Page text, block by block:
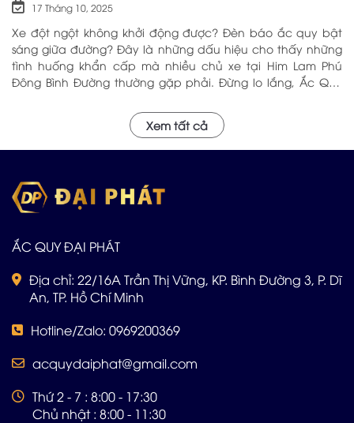
17 Tháng 10, 2025
Xe đột ngột không khởi động được? Đèn báo ắc quy bật
sáng giữa đường? Đây là những dấu hiệu cho thấy những
tình huống khẩn cấp mà nhiều chủ xe tại Him Lam Phú
Đông Bình Đường thường gặp phải. Đừng lo lắng, Ắc Quy
tôi tự hào là địa chỉ đáng tin cậy cung cấp Ắc Quy Tại Him
Lam Phú Đông Bình Đường với chất lượng hàng đầu và dịch
vụ chuyên nghiệp sẽ phục vụ Quý khách tận nơi. Hãy Alo
Xem tất cả
ẮC QUY ĐẠI PHÁT
Địa chỉ: 22/16A Trần Thị Vững, KP. Bình Đường 3, P. Dĩ
An, TP. Hồ Chí Minh
Hotline/Zalo: 0969200369
acquydaiphat@gmail.com
Thứ 2 - 7 : 8:00 - 17:30
Chủ nhật : 8:00 - 11:30